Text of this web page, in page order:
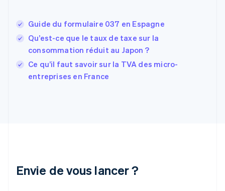
Guide du formulaire 037 en Espagne
Qu’est-ce que le taux de taxe sur la
consommation réduit au Japon ?
Ce qu’il faut savoir sur la TVA des micro-
entreprises en France
Envie de vous lancer ?
English Español简体中文
Finlande
Svenska
Français English
Gibraltar
English
Italie